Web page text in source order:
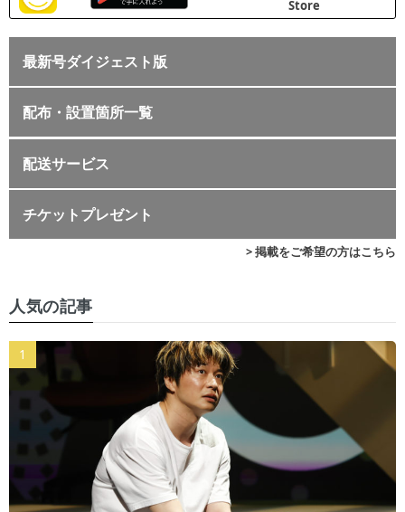
最新号ダイジェスト版
配布・設置箇所一覧
配送サービス
チケットプレゼント
> 掲載をご希望の方はこちら
人気の記事